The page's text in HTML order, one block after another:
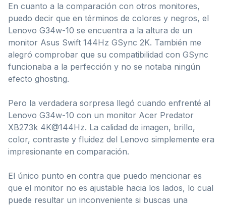
En cuanto a la comparación con otros monitores,
puedo decir que en términos de colores y negros, el
Lenovo G34w-10 se encuentra a la altura de un
monitor Asus Swift 144Hz GSync 2K. También me
alegró comprobar que su compatibilidad con GSync
funcionaba a la perfección y no se notaba ningún
efecto ghosting.
Pero la verdadera sorpresa llegó cuando enfrenté al
Lenovo G34w-10 con un monitor Acer Predator
XB273k 4K@144Hz. La calidad de imagen, brillo,
color, contraste y fluidez del Lenovo simplemente era
impresionante en comparación.
El único punto en contra que puedo mencionar es
que el monitor no es ajustable hacia los lados, lo cual
puede resultar un inconveniente si buscas una